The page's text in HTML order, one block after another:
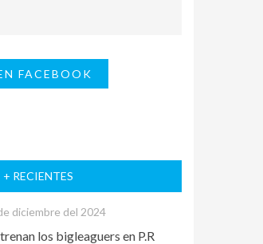
FACEBOOK
+ RECIENTES
diciembre del 2024
los bigleaguers en P.R